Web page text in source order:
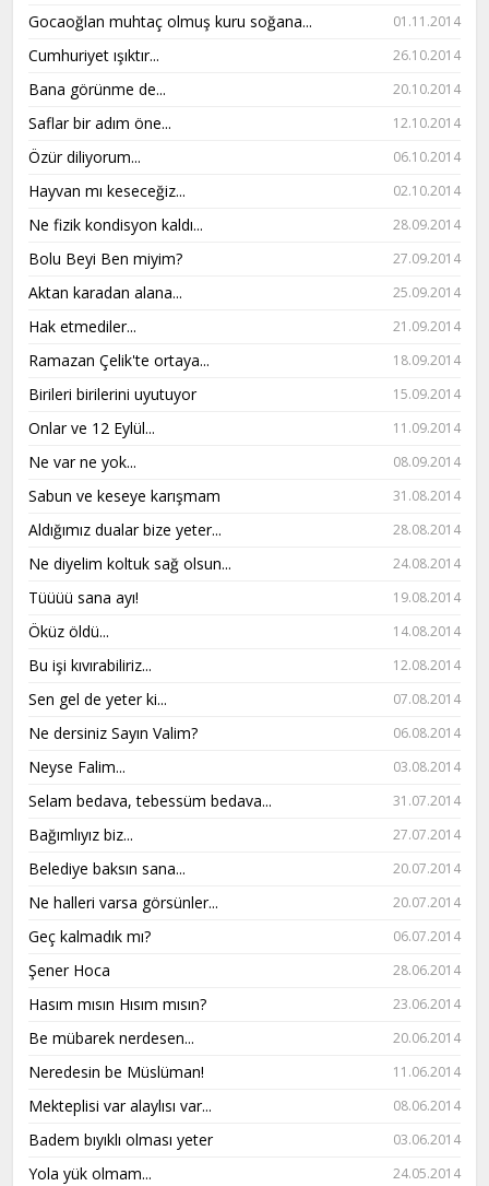
Gocaoğlan muhtaç olmuş kuru soğana... 01.11.2014
Cumhuriyet ışıktır... 26.10.2014
Bana görünme de... 20.10.2014
Saflar bir adım öne... 12.10.2014
Özür diliyorum... 06.10.2014
Hayvan mı keseceğiz... 02.10.2014
Ne fizik kondisyon kaldı... 28.09.2014
Bolu Beyi Ben miyim? 27.09.2014
Aktan karadan alana... 25.09.2014
Hak etmediler... 21.09.2014
Ramazan Çelik'te ortaya... 18.09.2014
Birileri birilerini uyutuyor 15.09.2014
Onlar ve 12 Eylül... 11.09.2014
Ne var ne yok... 08.09.2014
Sabun ve keseye karışmam 31.08.2014
Aldığımız dualar bize yeter... 28.08.2014
Ne diyelim koltuk sağ olsun... 24.08.2014
Tüüüü sana ayı! 19.08.2014
Öküz öldü... 14.08.2014
Bu işi kıvırabiliriz... 12.08.2014
Sen gel de yeter ki... 07.08.2014
Ne dersiniz Sayın Valim? 06.08.2014
Neyse Falim... 03.08.2014
Selam bedava, tebessüm bedava... 31.07.2014
Bağımlıyız biz... 27.07.2014
Belediye baksın sana... 20.07.2014
Ne halleri varsa görsünler... 20.07.2014
Geç kalmadık mı? 06.07.2014
Şener Hoca 28.06.2014
Hasım mısın Hısım mısın? 23.06.2014
Be mübarek nerdesen... 20.06.2014
Neredesin be Müslüman! 11.06.2014
Mekteplisi var alaylısı var... 08.06.2014
Badem bıyıklı olması yeter 03.06.2014
Yola yük olmam... 24.05.2014